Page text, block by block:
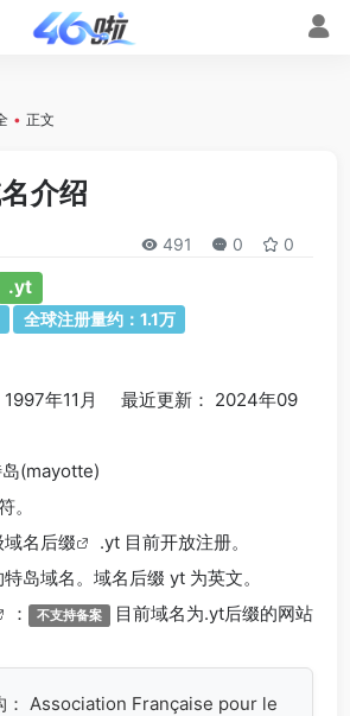
• 正文
介绍
491 0 0
.yt
全球注册量约：1.1万
1997年11月 最近更新： 2024年09
(mayotte)
。
域名后缀
.yt 目前开放注册。
岛域名。域名后缀 yt 为英文。
： 不支持备案 目前域名为.yt后缀的网站
： Association Française pour le